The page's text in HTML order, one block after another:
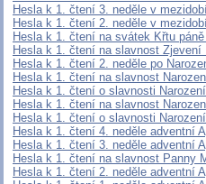
Hesla k 1. čtení 3. neděle v
Hesla k 1. čtení 2. neděle v
Hesla k 1. čtení na svátek Křtu páně
Hesla k 1. čtení na slavnost Zjevení
Hesla k 1. čtení 2. neděle po
Hesla k 1. čtení na slavnost
Hesla k 1. čtení o slavnosti
Hesla k 1. čtení na slavnost
Hesla k 1. čtení o slavnosti
Hesla k 1. čtení 4. neděle adventní A
Hesla k 1. čtení 3. neděle adventní A
Hesla k 1. čtení na slavnost Panny
Hesla k 1. čtení 2. neděle adventní A